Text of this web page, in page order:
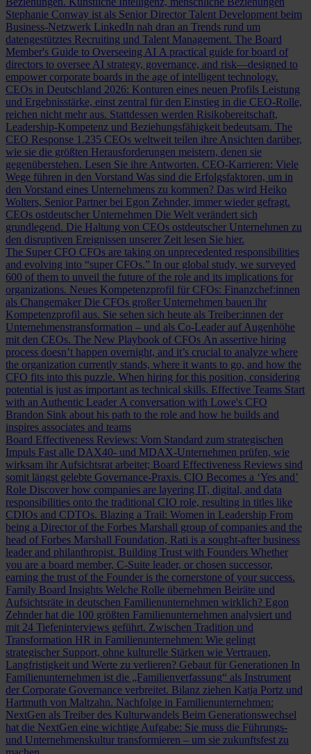
Stephanie Conway ist als Senior Director Talent Development beim
Business-Netzwerk LinkedIn nah dran an Trends rund um
datengestütztes Recruiting und Talent Management. The Board
Member's Guide to Overseeing AI A practical guide for board of
directors to oversee AI strategy, governance, and risk—designed to
empower corporate boards in the age of intelligent technology.
CEOs in Deutschland 2026: Konturen eines neuen Profils Leistung
und Ergebnisstärke, einst zentral für den Einstieg in die CEO-Rolle,
reichen nicht mehr aus. Stattdessen werden Risikobereitschaft,
Leadership-Kompetenz und Beziehungsfähigkeit bedeutsam. The
CEO Response 1.235 CEOs weltweit teilen ihre Ansichten darüber,
wie sie die größten Herausforderungen meistern, denen sie
gegenüberstehen. Lesen Sie ihre Antworten. CEO-Karrieren: Viele
Wege führen in den Vorstand Was sind die Erfolgsfaktoren, um in
den Vorstand eines Unternehmens zu kommen? Das wird Heiko
Wolters, Senior Partner bei Egon Zehnder, immer wieder gefragt.
CEOs ostdeutscher Unternehmen Die Welt verändert sich
grundlegend. Die Haltung von CEOs ostdeutscher Unternehmen zu
den disruptiven Ereignissen unserer Zeit lesen Sie hier.
The Super CFO CFOs are taking on unprecedented responsibilities
and evolving into “super CFOs.” In our global study, we surveyed
600 of them to unveil the future of the role and its implications for
organizations. Neues Kompetenzprofil für CFOs: Finanzchef:innen
als Changemaker Die CFOs großer Unternehmen bauen ihr
Kompetenzprofil aus. Sie sehen sich heute als Treiber:innen der
Unternehmenstransformation – und als Co-Leader auf Augenhöhe
mit den CEOs. The New Playbook of CFOs An assertive hiring
process doesn’t happen overnight, and it’s crucial to analyze where
the organization currently stands, where it wants to go, and how the
CFO fits into this puzzle. When hiring for this position, considering
potential is just as important as technical skills. Effective Teams Start
with an Authentic Leader A conversation with Lowe's CFO
Brandon Sink about his path to the role and how he builds and
inspires associates and teams
Board Effectiveness Reviews: Vom Standard zum strategischen
Impuls Fast alle DAX40- und MDAX-Unternehmen prüfen, wie
wirksam ihr Aufsichtsrat arbeitet; Board Effectiveness Reviews sind
somit längst gelebte Governance-Praxis. CIO Becomes a ‘Yes and’
Role Discover how companies are layering IT, digital, and data
responsibilities onto the traditional CIO role, resulting in titles like
CDIOs and CDTOs. Blazing a Trail: Women in Leadership From
being a Director of the Forbes Marshall group of companies and the
head of Forbes Marshall Foundation, Rati is a sought-after business
leader and philanthropist. Building Trust with Founders Whether
you are a board member, C-Suite leader, or chosen successor,
earning the trust of the Founder is the cornerstone of your success.
Family Board Insights Welche Rolle übernehmen Beiräte und
Aufsichtsräte in deutschen Familienunternehmen wirklich? Egon
Zehnder hat die 100 größten Familienunternehmen analysiert und
mit 24 Tiefeninterviews geführt. Zwischen Tradition und
Transformation HR in Familienunternehmen: Wie gelingt
strategischer Support, ohne kulturelle Stärken wie Vertrauen,
Langfristigkeit und Werte zu verlieren? Gebaut für Generationen In
Familienunternehmen ist die „Familienverfassung“ als Instrument
der Corporate Governance verbreitet. Bilanz ziehen Katja Portz und
Hartmuth von Maltzahn. Nachfolge in Familienunternehmen:
NextGen als Treiber des Kulturwandels Beim Generationswechsel
hat die NextGen eine wichtige Aufgabe: Sie muss die Führungs-
und Unternehmenskultur transformieren – um sie zukunftsfest zu